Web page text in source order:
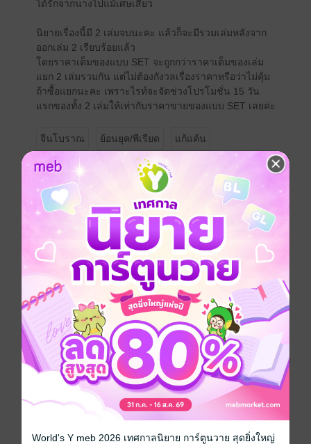
ได้รักจากนางไปแม้เศษเสี้ยว
นิยายเรื่องนี้มี 2 เล่มจบนะคะ แล้วก็จะมีรวมเล่มหลังจาก
ออกเล่ม 2 เรียบร้อยแล้ว
โดยราคาเต็มของแบบ SET จะถูกกว่าราคาเต็มของเล่ม
แยก 2 เล่มรวมกัน แต่ไม่ต้องกังวลเรื่องราคาหรือว่าไม่คุ้ม
ถ้าซื้อแยกนะคะ เพราะไรท์จะจัดช่วงโปรโมชั่น 15 วัน
แรกของทั้ง 2 เล่มให้เท่ากับราคาขายของแบบ SET เลยค่ะ
จีนโบราณ ย้อนยุค/พีเรียด แก้แค้น
ซีรีส์ นางร้ายอย่างข้า ไม่ขอรักท่านอีกแล้ว
ประเภทไฟล์ pdf, epub
วันที่วางขาย 03 กุมภาพันธ์ 2566
ความยาว 928 หน้า (≈ 204,365 คำ)
ราคาปก 568 บาท (ประหยัด 38%)
เล่มอื่นๆ ในซีรีส์ ดูทั้งหมด
World's Y meb 2026 เทศกาลนิยาย การ์ตูนวาย สุดยิ่งใหญ่